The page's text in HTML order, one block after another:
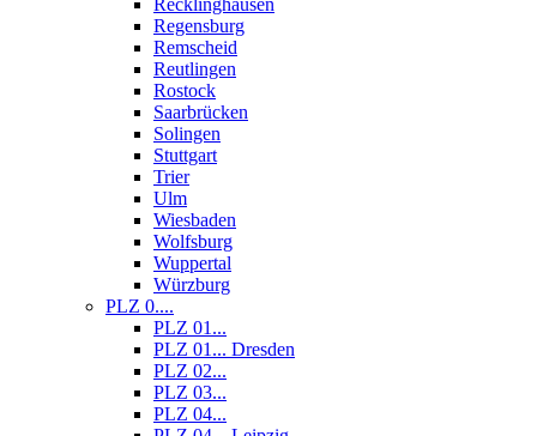
Recklinghausen
Regensburg
Remscheid
Reutlingen
Rostock
Saarbrücken
Solingen
Stuttgart
Trier
Ulm
Wiesbaden
Wolfsburg
Wuppertal
Würzburg
PLZ 0....
PLZ 01...
PLZ 01... Dresden
PLZ 02...
PLZ 03...
PLZ 04...